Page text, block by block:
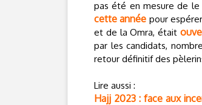
pas été en mesure de le
cette année pour
et de la Omra, était
par les candidats,
retour définitif des
Lire aussi :
Hajj 2023 : face aux